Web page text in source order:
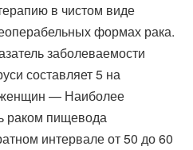
в чистом виде
формах рака.
заболеваемости
составляет 5 на
— Наиболее
раком пищевода
интервале от 50 до 60